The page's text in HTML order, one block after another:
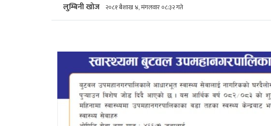
लुम्बिनी खोज २०८१ बैशाख ४, मंगलवार ०८:३२ गते